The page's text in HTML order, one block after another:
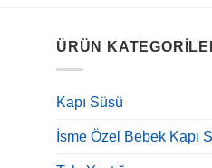
ÜRÜN
Kapı Süsü
İsme Özel Bebek Kapı